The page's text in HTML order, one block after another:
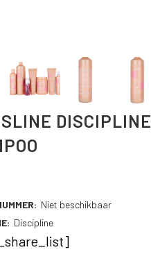
DISCIPLINE
Niet beschikbaar
Discipline